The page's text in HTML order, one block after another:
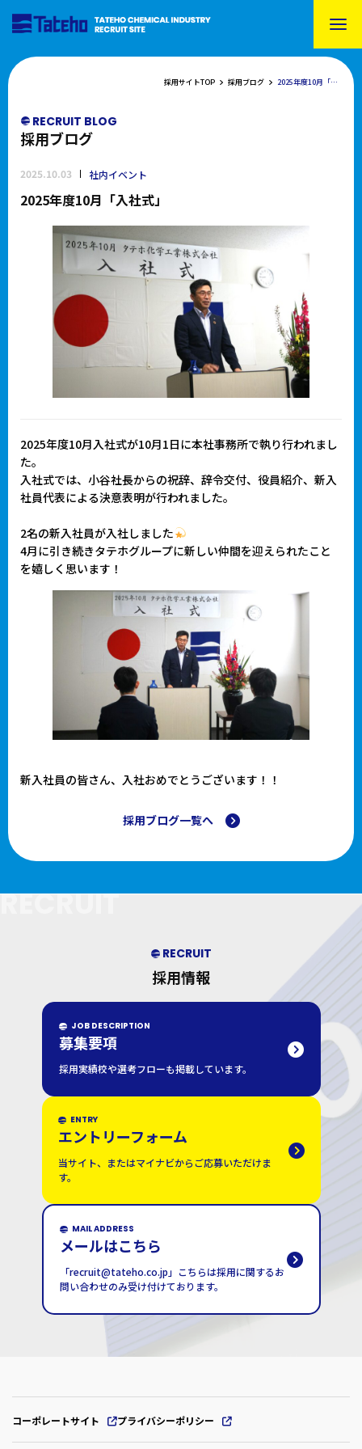
採用サイトTOP 採用ブログ 2025年度10月「入社式」
RECRUIT BLOG
採用ブログ
2025.10.03 社内イベント
2025年度10月「入社式」
2025年度10月入社式が10月1日に本社事務所で執り行われまし
た。
入社式では、小谷社長からの祝辞、辞令交付、役員紹介、新入
社員代表による決意表明が行われました。
2名の新入社員が入社しました
4月に引き続きタテホグループに新しい仲間を迎えられたこと
を嬉しく思います！
新入社員の皆さん、入社おめでとうございます！！
採用ブログ一覧へ
RECRUIT
RECRUIT
採用情報
JOB DESCRIPTION
募集要項
採用実績校や選考フローも掲載しています。
ENTRY
エントリーフォーム
当サイト、またはマイナビからご応募いただけま
す。
MAIL ADDRESS
メールはこちら
「recruit@tateho.co.jp」こちらは採用に関するお
問い合わせのみ受け付けております。
コーポレートサイト プライバシーポリシー